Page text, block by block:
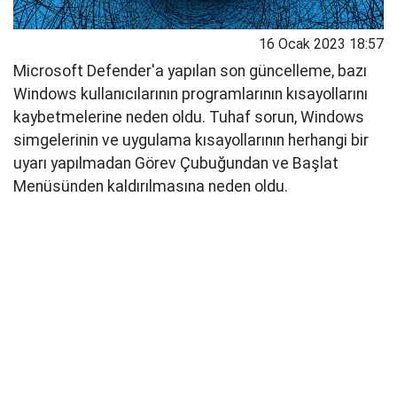
16 Ocak 2023 18:57
Microsoft Defender'a yapılan son güncelleme, bazı
Windows kullanıcılarının programlarının kısayollarını
kaybetmelerine neden oldu. Tuhaf sorun, Windows
simgelerinin ve uygulama kısayollarının herhangi bir
uyarı yapılmadan Görev Çubuğundan ve Başlat
Menüsünden kaldırılmasına neden oldu.